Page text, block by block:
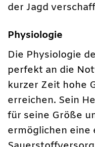
der Jagd
Physiologie
Die Physiologie
perfekt an die
kurzer Zeit hohe
erreichen. Sein
für seine Größe
ermöglichen eine